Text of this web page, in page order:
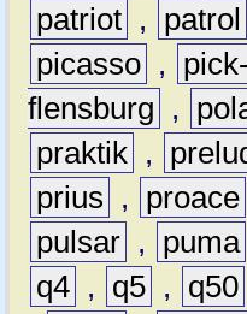
patriot , patrol
picasso ,
flensburg
,
praktik ,
prius
, proace
pulsar , puma
q4 , q5 , q50